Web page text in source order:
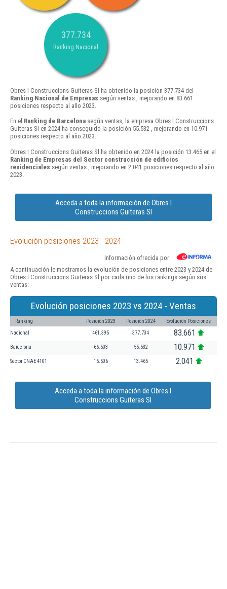
377.734
Ranking Nacional
Obres I Construccions Guiteras Sl ha obtenido la posición 377.734 del
Ranking Nacional de Empresas según ventas , mejorando en 83.661
posiciones respecto al año 2023.
En el Ranking de Barcelona según ventas, la empresa Obres I Construccions
Guiteras Sl en 2024 ha conseguido la posición 55.532 , mejorando en 10.971
posiciones respecto al año 2023.
Obres I Construccions Guiteras Sl ha obtenido en 2024 la posición 13.465 en el
Ranking de Empresas del Sector construcción de edificios
residenciales según ventas , mejorando en 2.041 posiciones respecto al año
2023.
Acceda a toda la información de Obres I
Construccions Guiteras Sl
Evolución posiciones 2023 - 2024
Información ofrecida por
A continuación le mostramos la evolución de posiciones entre 2023 y 2024 de
Obres I Construccions Guiteras Sl por cada uno de los rankings según sus
ventas:
Evolución posiciones 2023 vs 2024 - Ventas
Ranking Posición 2023 Posición 2024 Evolución Posiciones
Nacional 461.395 377.734 83.661
Barcelona 66.503 55.532 10.971
Sector CNAE 4101 15.506 13.465 2.041
Acceda a toda la información de Obres I
Construccions Guiteras Sl